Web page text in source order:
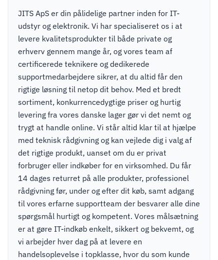
JITS ApS er din pålidelige partner inden for IT-
udstyr og elektronik. Vi har specialiseret os i at
levere kvalitetsprodukter til både private og
erhverv gennem mange år, og vores team af
certificerede teknikere og dedikerede
supportmedarbejdere sikrer, at du altid får den
rigtige løsning til netop dit behov. Med et bredt
sortiment, konkurrencedygtige priser og hurtig
levering fra vores danske lager gør vi det nemt og
trygt at handle online. Vi står altid klar til at hjælpe
med teknisk rådgivning og kan vejlede dig i valg af
det rigtige produkt, uanset om du er privat
forbruger eller indkøber for en virksomhed. Du får
14 dages returret på alle produkter, professionel
rådgivning før, under og efter dit køb, samt adgang
til vores erfarne supportteam der besvarer alle dine
spørgsmål hurtigt og kompetent. Vores målsætning
er at gøre IT-indkøb enkelt, sikkert og bekvemt, og
vi arbejder hver dag på at levere en
handelsoplevelse i topklasse, hvor du som kunde